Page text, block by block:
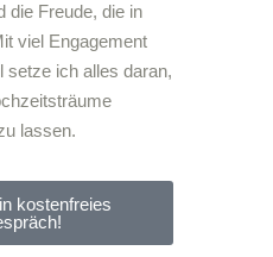
die Freude, die in
viel Engagement
setze ich alles daran,
lassen.
kostenfreies